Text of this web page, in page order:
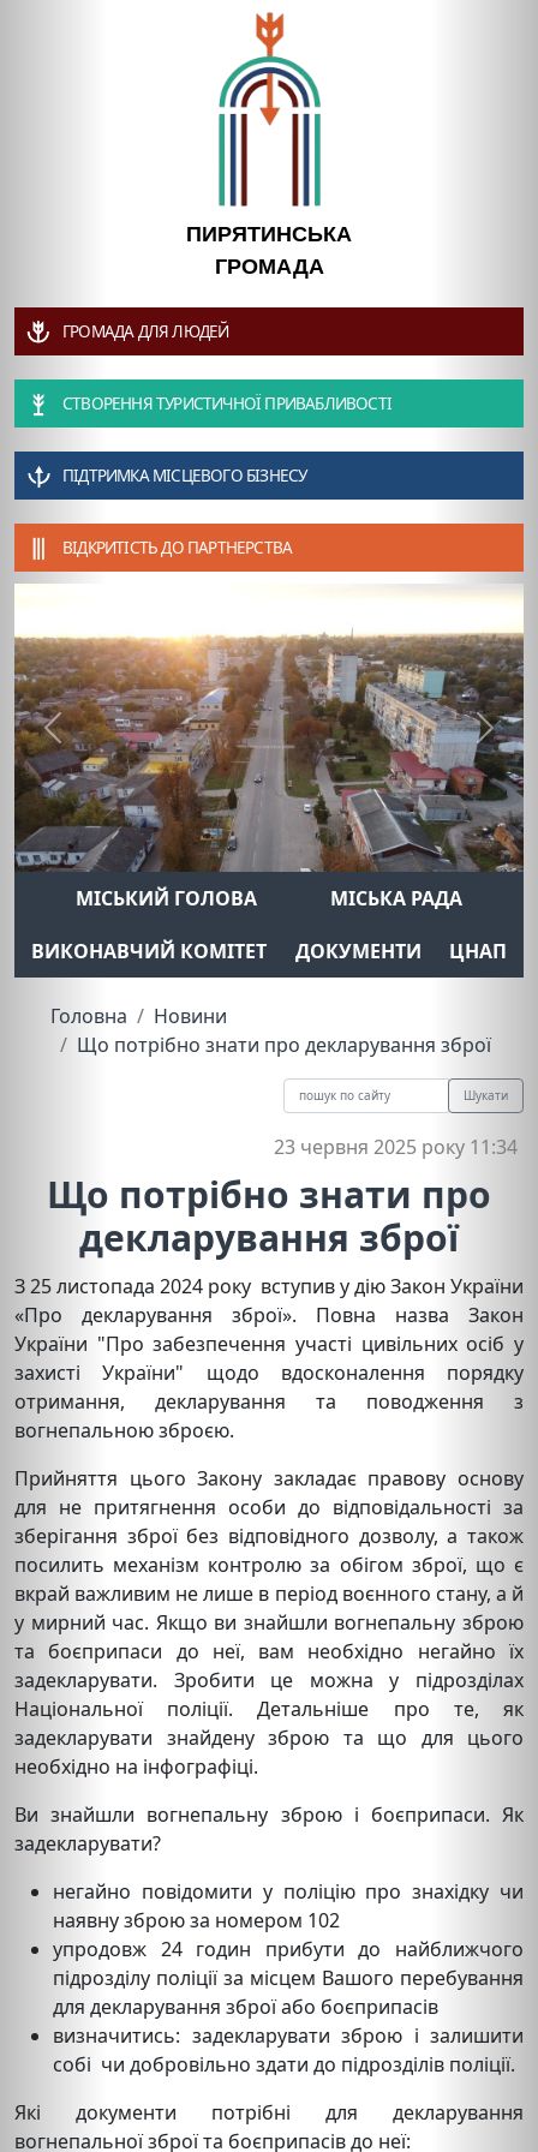
ПИРЯТИНСЬКА
ГРОМАДА
ГРОМАДА ДЛЯ ЛЮДЕЙ
СТВОРЕННЯ ТУРИСТИЧНОЇ ПРИВАБЛИВОСТІ
ПІДТРИМКА МІСЦЕВОГО БІЗНЕСУ
ВІДКРИТІСТЬ ДО ПАРТНЕРСТВА
Previous Next
МІСЬКИЙ ГОЛОВА
МІСЬКА РАДА
ВИКОНАВЧИЙ КОМІТЕТ
ДОКУМЕНТИ ЦНАП
Головна
Новини
Що потрібно знати про декларування зброї
Шукати
23 червня 2025 року 11:34
Що потрібно знати про
декларування зброї
З 25 листопада 2024 року вступив у дію Закон України
«Про декларування зброї». Повна назва Закон
України "Про забезпечення участі цивільних осіб у
захисті України" щодо вдосконалення порядку
отримання, декларування та поводження з
вогнепальною зброєю.
Прийняття цього Закону закладає правову основу
для не притягнення особи до відповідальності за
зберігання зброї без відповідного дозволу, а також
посилить механізм контролю за обігом зброї, що є
вкрай важливим не лише в період воєнного стану, а й
у мирний час. Якщо ви знайшли вогнепальну зброю
та боєприпаси до неї, вам необхідно негайно їх
задекларувати. Зробити це можна у підрозділах
Національної поліції. Детальніше про те, як
задекларувати знайдену зброю та що для цього
необхідно на інфографіці.
Ви знайшли вогнепальну зброю і боєприпаси. Як
задекларувати?
негайно повідомити у поліцію про знахідку чи
наявну зброю за номером 102
упродовж 24 годин прибути до найближчого
підрозділу поліції за місцем Вашого перебування
для декларування зброї або боєприпасів
визначитись: задекларувати зброю і залишити
собі чи добровільно здати до підрозділів поліції.
Які документи потрібні для декларування
вогнепальної зброї та боєприпасів до неї: